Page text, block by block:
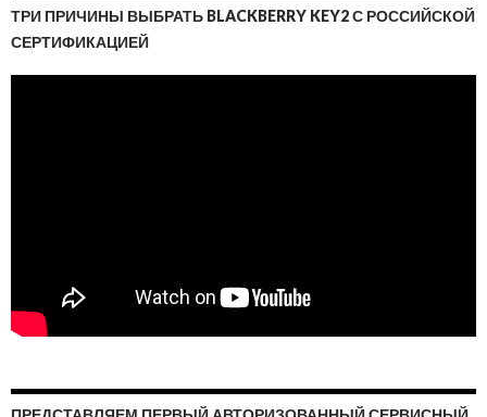
ТРИ ПРИЧИНЫ ВЫБРАТЬ BLACKBERRY KEY2 С РОССИЙСКОЙ
СЕРТИФИКАЦИЕЙ